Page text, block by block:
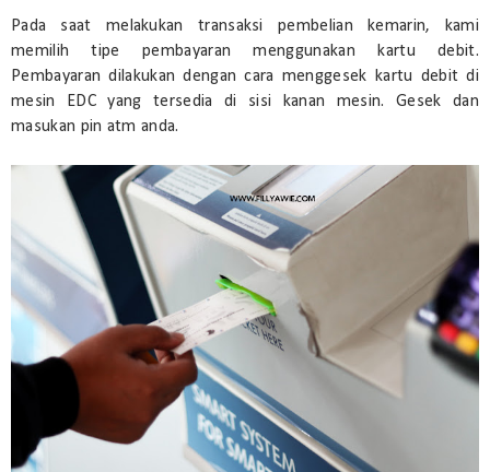
Pada saat melakukan transaksi pembelian kemarin, kami
memilih tipe pembayaran menggunakan kartu debit.
Pembayaran dilakukan dengan cara menggesek kartu debit di
mesin EDC yang tersedia di sisi kanan mesin. Gesek dan
masukan pin atm anda.